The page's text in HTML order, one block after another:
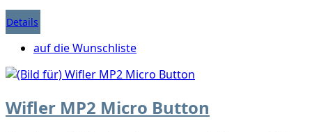
Details
auf die Wunschliste
Wifler MP2 Micro Button